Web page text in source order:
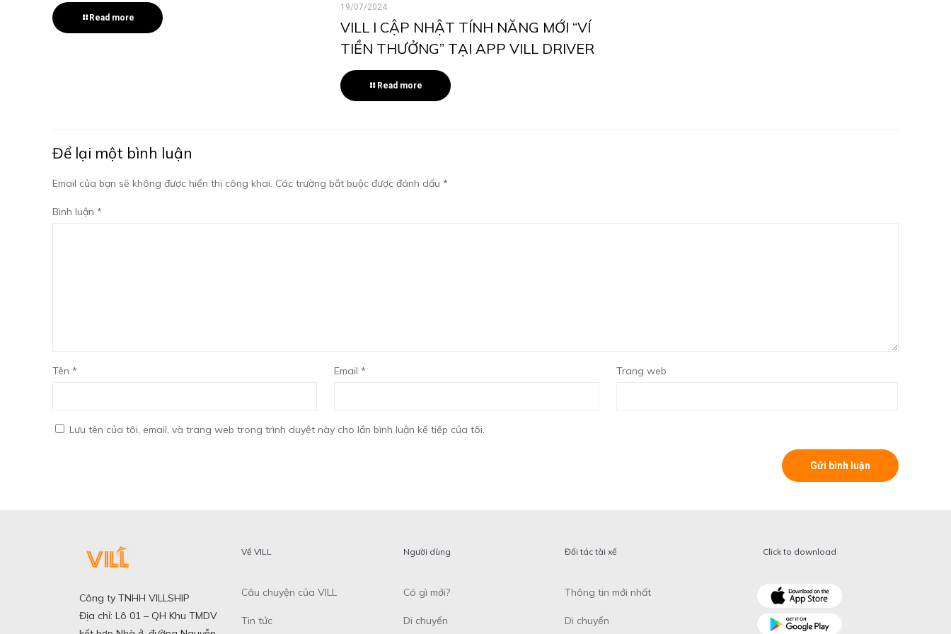
Read more
19/07/2024
VILL l CẬP NHẬT TÍNH NĂNG MỚI “VÍ
TIỀN THƯỞNG” TẠI APP VILL DRIVER
Read more
Để lại một bình luận
Email của bạn sẽ không được hiển thị công khai. Các trường bắt buộc được đánh dấu *
Bình luận *
Tên * Email* Trang web
Lưu tên của tôi, email, và trang web trong trình duyệt này cho lần bình luận kế tiếp của tôi.
Công ty TNHH VILLSHIP
Địa chỉ: Lô 01 – QH Khu TMDV
Về VILL
Câu chuyện của VILL
Tin tức
Người dùng
Có gì mới?
Di chuyển
Đối tác tài xế
Thông tin mới nhất
Di chuyển
Click to download